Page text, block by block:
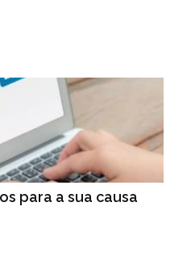
para a sua causa